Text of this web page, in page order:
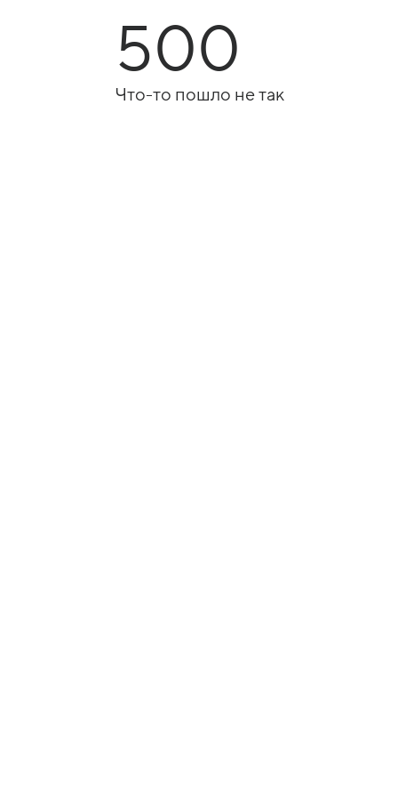
500
Что-то пошло не так